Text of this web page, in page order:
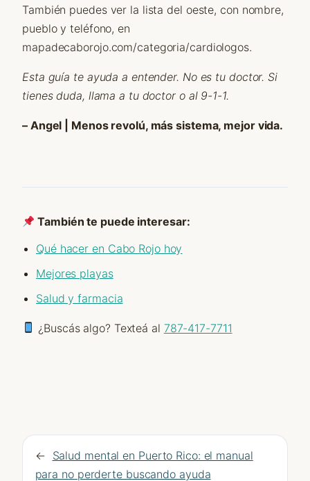
También puedes ver la lista del oeste, con nombre,
pueblo y teléfono, en
mapadecaborojo.com/categoria/cardiologos.
Esta guía te ayuda a entender. No es tu doctor. Si
tienes duda, llama a tu doctor o al 9-1-1.
– Angel | Menos revolú, más sistema, mejor vida.
También te puede interesar:
Qué hacer en Cabo Rojo hoy
Mejores playas
Salud y farmacia
¿Buscás algo? Texteá al 787-417-7711
← Salud mental en Puerto Rico: el manual
para no perderte buscando ayuda